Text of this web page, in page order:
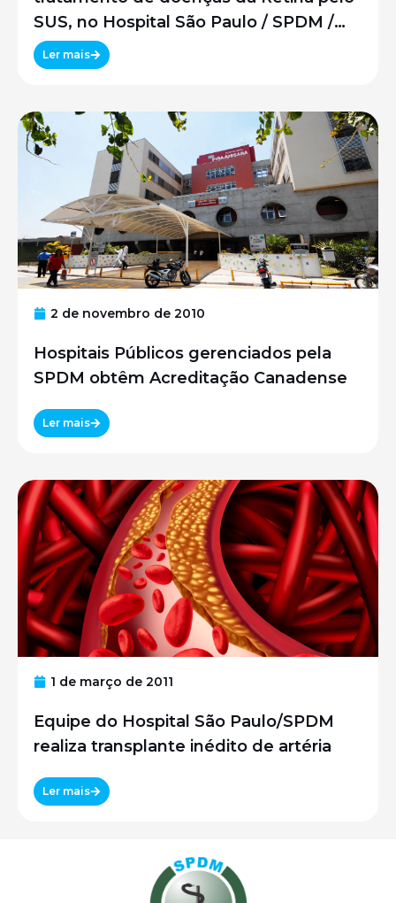
SUS, no Hospital São Paulo / SPDM /
UNIFESP
Ler mais
2 de novembro de 2010
Hospitais Públicos gerenciados pela
SPDM obtêm Acreditação Canadense
Ler mais
1 de março de 2011
Equipe do Hospital São Paulo/SPDM
realiza transplante inédito de artéria
Ler mais